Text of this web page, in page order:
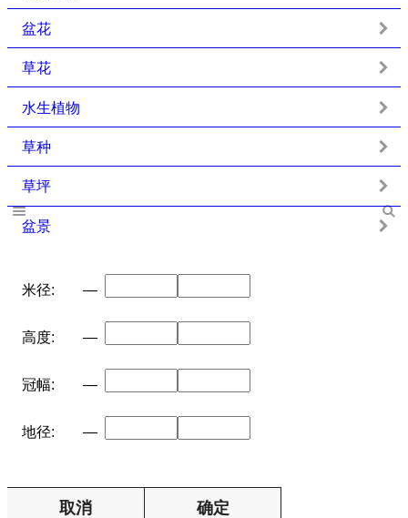
盆花
草花
水生植物
草种
草坪
盆景
米径: —
高度: —
冠幅: —
地径: —
取消 确定